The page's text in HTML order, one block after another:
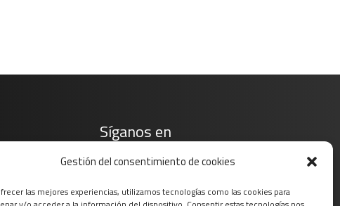
Gestión del consentimiento de cookies
las mejores experiencias, utilizamos tecnologías como las cookies para
Síganos en